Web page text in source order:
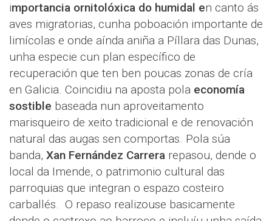
importancia ornitolóxica do humidal en canto ás
aves migratorias, cunha poboación importante de
limícolas e onde aínda aniña a Píllara das Dunas,
unha especie cun plan específico de
recuperación que ten ben poucas zonas de cría
en Galicia. Coincidiu na aposta pola economía
sostible baseada nun aproveitamento
marisqueiro de xeito tradicional e de renovación
natural das augas sen comportas. Pola súa
banda, Xan Fernández Carrera repasou, dende o
local da Imende, o patrimonio cultural das
parroquias que integran o espazo costeiro
carballés. O repaso realizouse basicamente